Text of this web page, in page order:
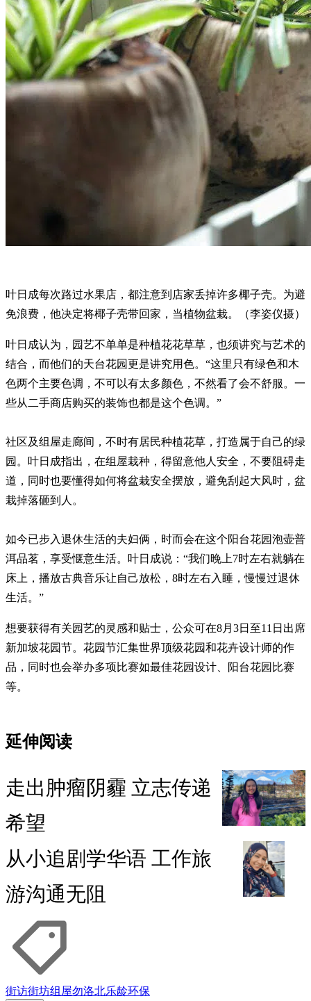
叶日成每次路过水果店，都注意到店家丢掉许多椰子壳。为避
免浪费，他决定将椰子壳带回家，当植物盆栽。（李姿仪摄）
叶日成认为，园艺不单单是种植花花草草，也须讲究与艺术的
结合，而他们的天台花园更是讲究用色。“这里只有绿色和木
色两个主要色调，不可以有太多颜色，不然看了会不舒服。一
些从二手商店购买的装饰也都是这个色调。”
社区及组屋走廊间，不时有居民种植花草，打造属于自己的绿
园。叶日成指出，在组屋栽种，得留意他人安全，不要阻碍走
道，同时也要懂得如何将盆栽安全摆放，避免刮起大风时，盆
栽掉落砸到人。
如今已步入退休生活的夫妇俩，时而会在这个阳台花园泡壶普
洱品茗，享受惬意生活。叶日成说：“我们晚上7时左右就躺在
床上，播放古典音乐让自己放松，8时左右入睡，慢慢过退休
生活。”
想要获得有关园艺的灵感和贴士，公众可在8月3日至11日出席
新加坡花园节。花园节汇集世界顶级花园和花卉设计师的作
品，同时也会举办多项比赛如最佳花园设计、阳台花园比赛
等。
延伸阅读
走出肿瘤阴霾 立志传递
希望
从小追剧学华语 工作旅
游沟通无阻
街访街坊组屋勿洛北乐龄环保